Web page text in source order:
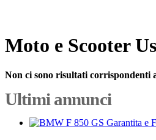
Moto e Scooter
Non ci sono risultati corrispondenti
Ultimi annunci